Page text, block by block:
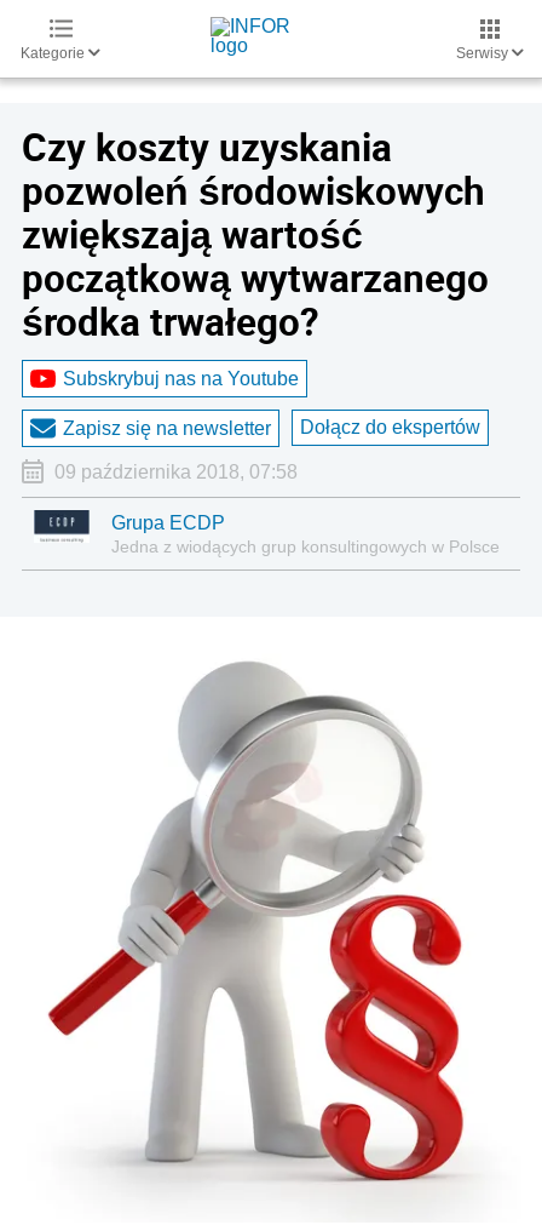
Kategorie Serwisy
Czy koszty uzyskania
pozwoleń środowiskowych
zwiększają wartość
początkową wytwarzanego
środka trwałego?
Subskrybuj nas na Youtube
Zapisz się na newsletter Dołącz do ekspertów
09 października 2018, 07:58
Grupa ECDP
Jedna z wiodących grup konsultingowych w Polsce